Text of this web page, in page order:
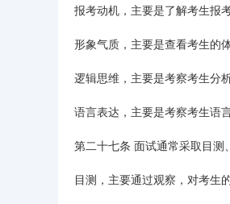
报考动机，主要是了解考生报
形象气质，主要是查看考生的
逻辑思维，主要是考察考生分
语言表达，主要是考察考生语
第二十七条 面试通常采取目测
目测，主要通过观察，对考生